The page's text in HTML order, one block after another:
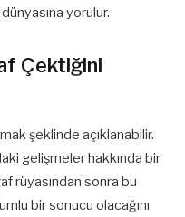
yorulur.
Çektiğini
şeklinde açıklanabilir.
gelişmeler hakkında bir
rüyasından sonra bu
bir sonucu olacağını